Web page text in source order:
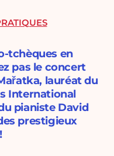
tchèques en
pas le concert
lauréat du
International
pianiste David
prestigieux